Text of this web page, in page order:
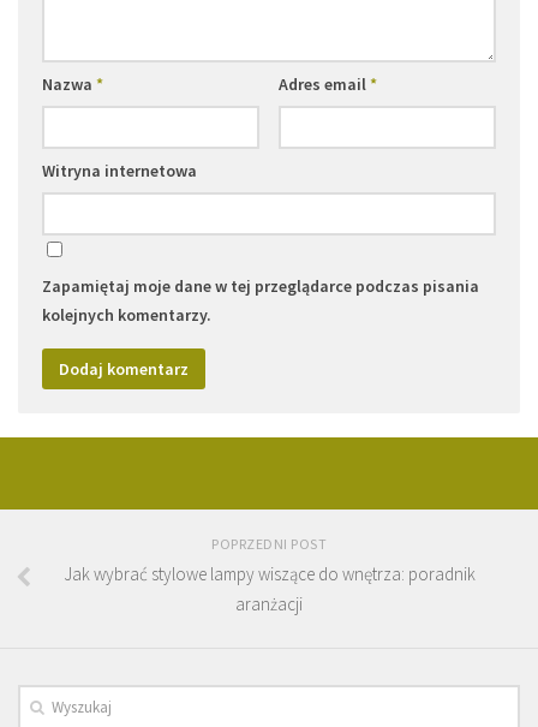
Nazwa * Adres email*
Witryna internetowa
Zapamiętaj moje dane w tej przeglądarce podczas pisania
kolejnych komentarzy.
POPRZEDNI POST
Jak wybrać stylowe lampy wiszące do wnętrza: poradnik
aranżacji